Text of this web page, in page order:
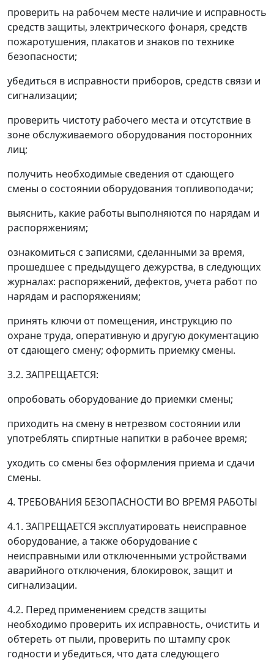
проверить на рабочем месте наличие и исправность
средств защиты, электрического фонаря, средств
пожаротушения, плакатов и знаков по технике
безопасности;
убедиться в исправности приборов, средств связи и
сигнализации;
проверить чистоту рабочего места и отсутствие в
зоне обслуживаемого оборудования посторонних
лиц;
получить необходимые сведения от сдающего
смены о состоянии оборудования топливоподачи;
выяснить, какие работы выполняются по нарядам и
распоряжениям;
ознакомиться с записями, сделанными за время,
прошедшее с предыдущего дежурства, в следующих
журналах: распоряжений, дефектов, учета работ по
нарядам и распоряжениям;
принять ключи от помещения, инструкцию по
охране труда, оперативную и другую документацию
от сдающего смену; оформить приемку смены.
3.2. ЗАПРЕЩАЕТСЯ:
опробовать оборудование до приемки смены;
приходить на смену в нетрезвом состоянии или
употреблять спиртные напитки в рабочее время;
уходить со смены без оформления приема и сдачи
смены.
4. ТРЕБОВАНИЯ БЕЗОПАСНОСТИ ВО ВРЕМЯ РАБОТЫ
4.1. ЗАПРЕЩАЕТСЯ эксплуатировать неисправное
оборудование, а также оборудование с
неисправными или отключенными устройствами
аварийного отключения, блокировок, защит и
сигнализации.
4.2. Перед применением средств защиты
необходимо проверить их исправность, очистить и
обтереть от пыли, проверить по штампу срок
годности и убедиться, что дата следующего